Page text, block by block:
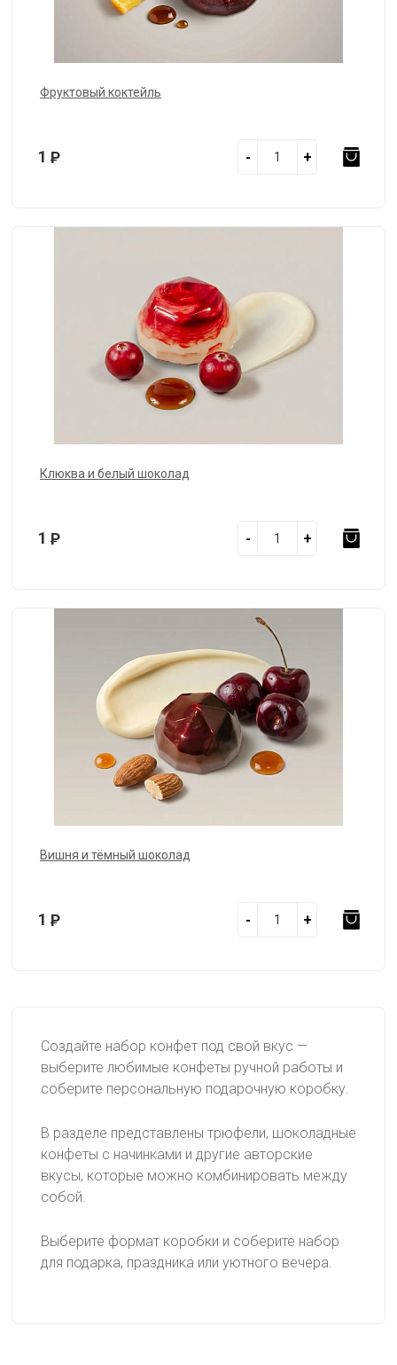
Фруктовый коктейль
1 Р - +
Клюква и белый шоколад
1 Р - +
Вишня и тёмный шоколад
1 Р - +
Создайте набор конфет под свой вкус —
выберите любимые конфеты ручной работы и
соберите персональную подарочную коробку.
В разделе представлены трюфели, шоколадные
конфеты с начинками и другие авторские
вкусы, которые можно комбинировать между
собой.
Выберите формат коробки и соберите набор
для подарка, праздника или уютного вечера.